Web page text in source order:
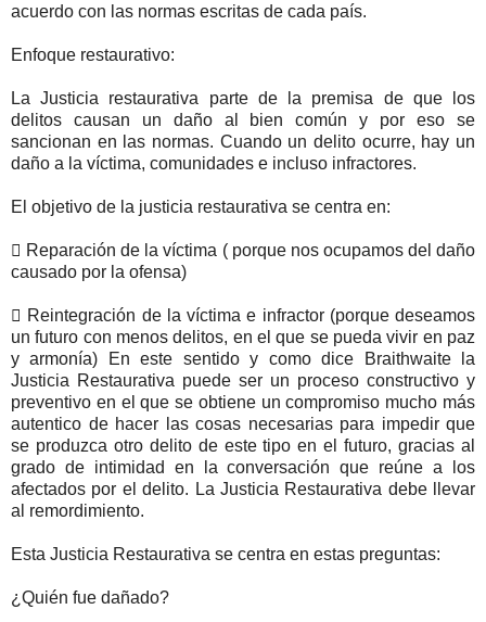
acuerdo con las normas escritas de cada país.
Enfoque restaurativo:
La Justicia restaurativa parte de la premisa de que los
delitos causan un daño al bien común y por eso se
sancionan en las normas. Cuando un delito ocurre, hay un
daño a la víctima, comunidades e incluso infractores.
El objetivo de la justicia restaurativa se centra en:
 Reparación de la víctima ( porque nos ocupamos del daño
causado por la ofensa)
 Reintegración de la víctima e infractor (porque deseamos
un futuro con menos delitos, en el que se pueda vivir en paz
y armonía) En este sentido y como dice Braithwaite la
Justicia Restaurativa puede ser un proceso constructivo y
preventivo en el que se obtiene un compromiso mucho más
autentico de hacer las cosas necesarias para impedir que
se produzca otro delito de este tipo en el futuro, gracias al
grado de intimidad en la conversación que reúne a los
afectados por el delito. La Justicia Restaurativa debe llevar
al remordimiento.
Esta Justicia Restaurativa se centra en estas preguntas:
¿Quién fue dañado?